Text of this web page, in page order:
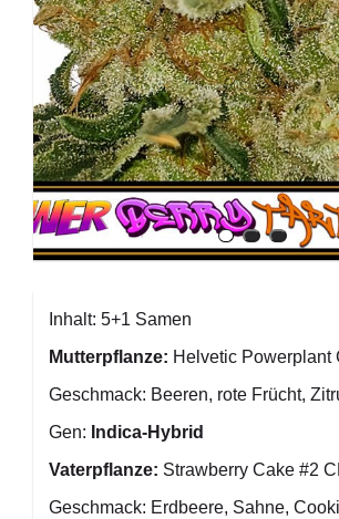
Inhalt: 5+1 Samen
Mutterpflanze: Helvetic Powerplant
Geschmack: Beeren, rote Frücht,
Gen: Indica-Hybrid
Vaterpflanze: Strawberry Cake #2
Geschmack: Erdbeere, Sahne,